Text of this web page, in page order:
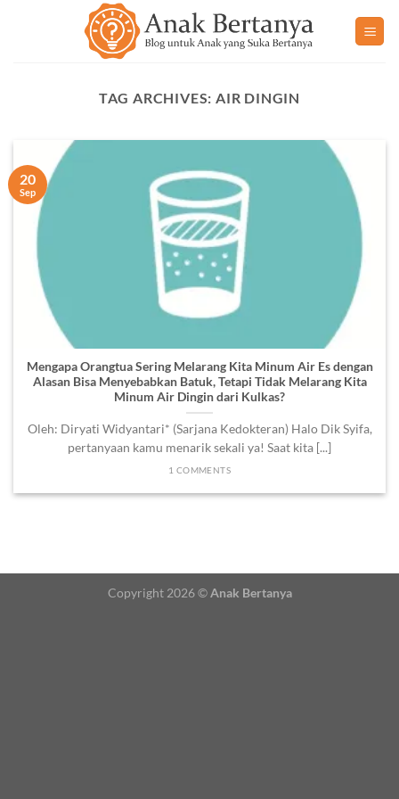
TAG ARCHIVES:AIR DINGIN
Mengapa Orangtua Sering Melarang Kita Minum Air Es dengan
Alasan Bisa Menyebabkan Batuk, Tetapi Tidak Melarang Kita
Minum Air Dingin dari Kulkas?
Oleh: Diryati Widyantari* (Sarjana Kedokteran) Halo Dik Syifa,
pertanyaan kamu menarik sekali ya! Saat kita [...]
1 COMMENTS
20
Sep
Copyright 2026 ©Anak Bertanya